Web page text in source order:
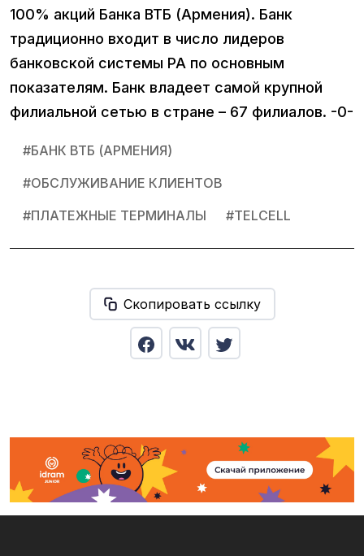
100% акций Банка ВТБ (Армения). Банк
традиционно входит в число лидеров
банковской системы РА по основным
показателям. Банк владеет самой крупной
филиальной сетью в стране – 67 филиалов. -0-
#БАНК ВТБ (АРМЕНИЯ)
#ОБСЛУЖИВАНИЕ КЛИЕНТОВ
#ПЛАТЕЖНЫЕ ТЕРМИНАЛЫ #TELCELL
Скопировать ссылку